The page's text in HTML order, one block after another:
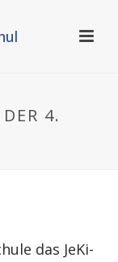
4.
das JeKi-